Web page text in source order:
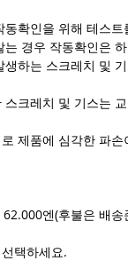
확인을 위해 테스
경우 작동확인은
하는 스크레치 및
크레치 및 기스는
제품에 심각한 파
엔(후불은 배
택하세요.